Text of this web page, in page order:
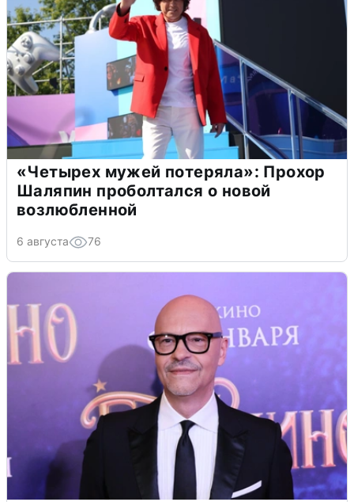
«Четырех мужей потеряла»: Прохор
Шаляпин проболтался о новой
возлюбленной
6 августа 76